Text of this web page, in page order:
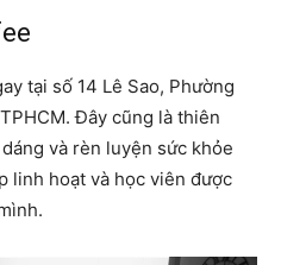
tại số 14 Lê Sao, Phường
Đây cũng là thiên
và rèn luyện sức khỏe
linh hoạt và học viên được